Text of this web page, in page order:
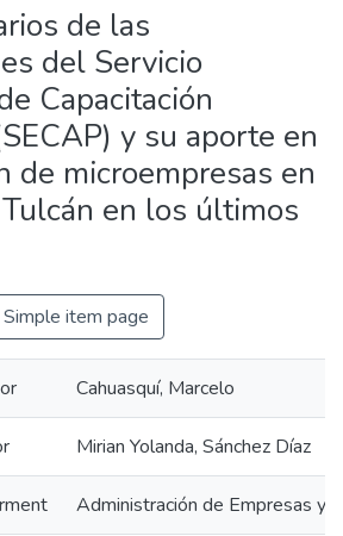
de las
del Servicio
Capacitación
y su aporte en
de microempresas en
en los últimos
Simple item page
Cahuasquí, Marcelo
Mirian Yolanda, Sánchez Díaz
Administración de Empresas y